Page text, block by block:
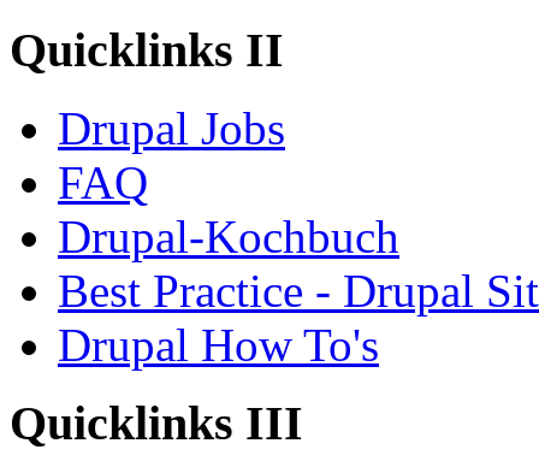
Quicklinks II
Drupal Jobs
FAQ
Drupal-Kochbuch
Best Practice - Drupal
Drupal How To's
Quicklinks III